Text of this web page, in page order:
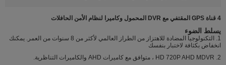
4 قناة GPS المقتفي مع DVR المحمول وكاميرا لنظام الأمن الحافلات
يسلط الضوء
1. التكنولوجيا المضادة للاهتزاز من الطراز العالمي لأكثر من 8 سنوات من العمر. يمكنك
انخفاض بكثافة لاختبار بنفسك
2. HD 720P AHD MDVR ، متوافق مع كاميرات AHD والكاميرات التناظرية.